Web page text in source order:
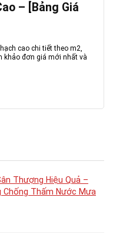
– [Bảng Giá
cao chi tiết theo m2,
khảo đơn giá mới nhất và
Thượng Hiệu Quả –
Chống Thấm Nước Mưa